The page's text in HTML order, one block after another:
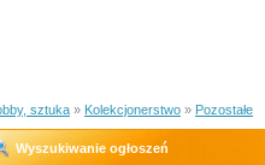
sztuka » Kolekcjonerstwo » Pozostałe
Wyszukiwanie ogłoszeń